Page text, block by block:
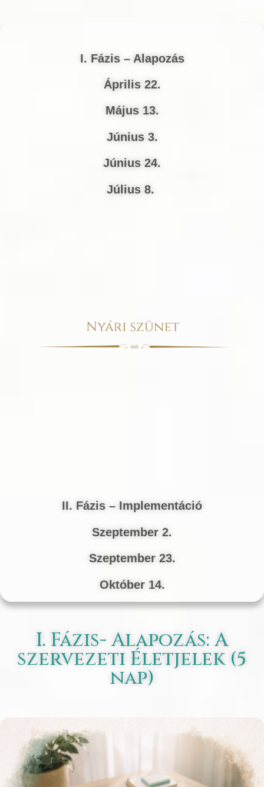
I. Fázis – Alapozás
Április 22.
Május 13.
Június 3.
Június 24.
Július 8.
II. Fázis – Implementáció
Szeptember 2.
Szeptember 23.
Október 14.
I. Fázis- Alapozás: A
szervezeti Életjelek (5
nap)